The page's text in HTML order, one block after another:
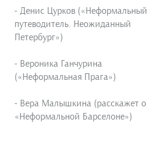
- Денис Цурков («Неформальный
путеводитель. Неожиданный
Петербург»)
- Вероника Ганчурина
(«Неформальная Прага»)
- Вера Малышкина (расскажет о
«Неформальной Барселоне»)